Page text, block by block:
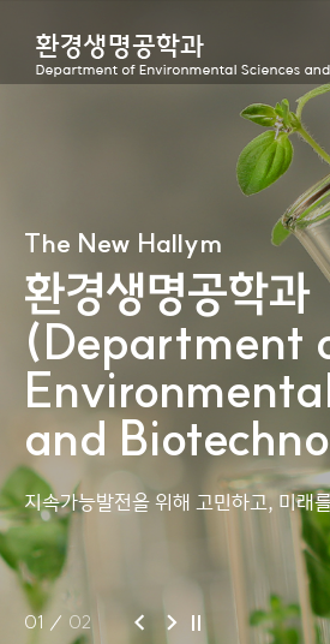
The New Hallym
환경생명공학과
(Department
and
지속가능발전을 위해 고민하고, 미래
The New Hallym
환경생명공학과
(Department
and
지속가능발전을 위해 고민하고, 미래
The New Hallym
환경생명공학과
(Department
and
지속가능발전을 위해 고민하고, 미래
The New Hallym
환경생명공학과
(Department
and
지속가능발전을 위해 고민하고, 미래
The New Hallym
환경생명공학과
(Department
and
지속가능발전을 위해 고민하고, 미래
The New Hallym
환경생명공학과
(Department
and
지속가능발전을 위해 고민하고, 미래
01 02